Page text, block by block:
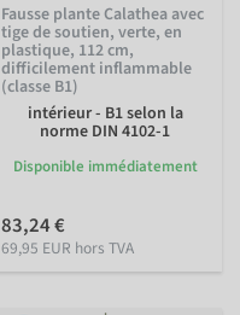
Fausse plante Calathea avec
tige de soutien, verte, en
plastique, 112 cm,
difficilement inflammable
(classe B1)
intérieur - B1 selon la
norme DIN 4102-1
Disponible immédiatement
83,24 €
69,95 EUR hors TVA